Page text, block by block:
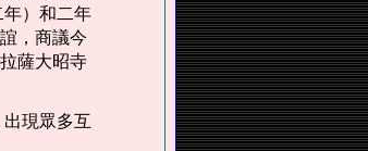
）和二年
，商議今
薩大昭寺
現眾多互